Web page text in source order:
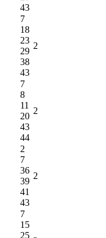
43
7
18
23
29
38
43
2
7
8
11
20
43
44
2
2
7
36
39
41
43
2
7
15
25